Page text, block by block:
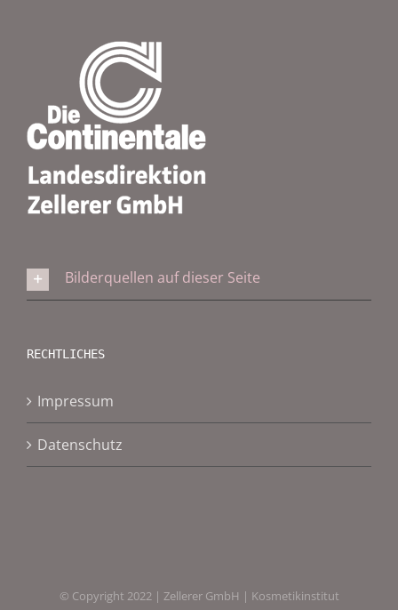
Bilderquellen auf dieser Seite
RECHTLICHES
Impressum
Datenschutz
© Copyright 2022 | Zellerer GmbH | Kosmetikinstitut